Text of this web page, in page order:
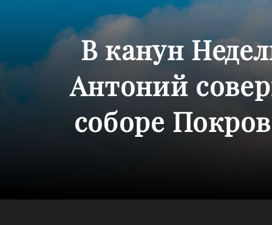
В канун
Антоний
соборе